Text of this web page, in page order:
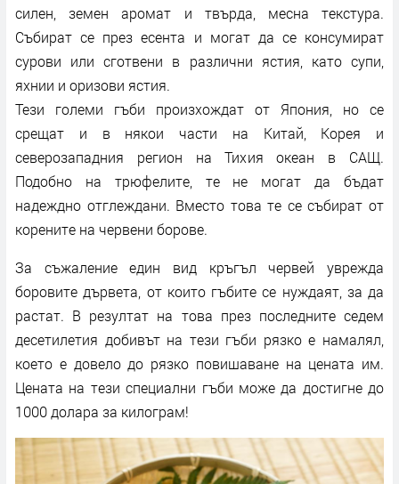
силен, земен аромат и твърда, месна текстура.
Събират се през есента и могат да се консумират
сурови или сготвени в различни ястия, като супи,
яхнии и оризови ястия.
Тези големи гъби произхождат от Япония, но се
срещат и в някои части на Китай, Корея и
северозападния регион на Тихия океан в САЩ.
Подобно на трюфелите, те не могат да бъдат
надеждно отглеждани. Вместо това те се събират от
корените на червени борове.
За съжаление един вид кръгъл червей уврежда
боровите дървета, от които гъбите се нуждаят, за да
растат. В резултат на това през последните седем
десетилетия добивът на тези гъби рязко е намалял,
което е довело до рязко повишаване на цената им.
Цената на тези специални гъби може да достигне до
1000 долара за килограм!